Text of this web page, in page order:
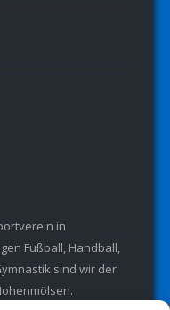
in
Fußball, Handball,
sind wir der